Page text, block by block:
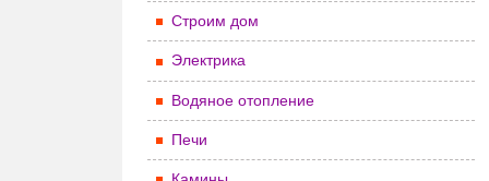
Строим дом
Электрика
Водяное отопление
Печи